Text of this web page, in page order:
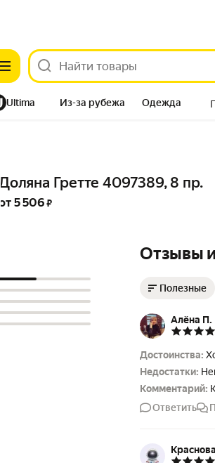
Ultima Из-за рубежа Одежда
Доляна Гретте 4097389, 8 пр.
от 5 506 ₽
Отзывы
Полезные
Алёна П.
Достоинства:
Недостатки:
Комментарий:
Ответить